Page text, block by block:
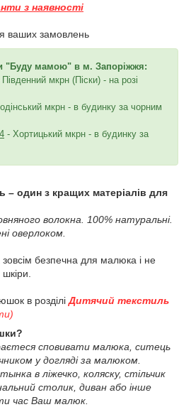
з наявності
ваших замовлень
"Буду мамою" в м. Запоріжжя:
Південний мкрн (Піски) - на розі
мкрн - в будинку за чорним
- Хортицький мкрн - в будинку за
– один з кращих матеріалів для
волокна. 100% натуральні.
оверлоком.
зовсім безпечна для малюка і не
в розділіДитячий текстиль
сповивати малюка, ситець
у догляді за малюком.
в ліжечко, коляску, стільчик
столик, диван або інше
час Ваш малюк.